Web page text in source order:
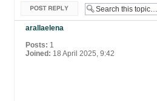
Post a reply
arallaelena
Posts: 1
Joined: 18 April 2025, 9:42